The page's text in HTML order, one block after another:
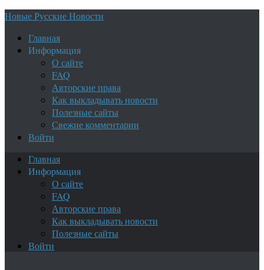
Новые Русские Новости
Главная
Информация
О сайте
FAQ
Авторские права
Как выкладывать новости
Полезные сайты
Свежие комментарии
Войти
Главная
Информация
О сайте
FAQ
Авторские права
Как выкладывать новости
Полезные сайты
Войти